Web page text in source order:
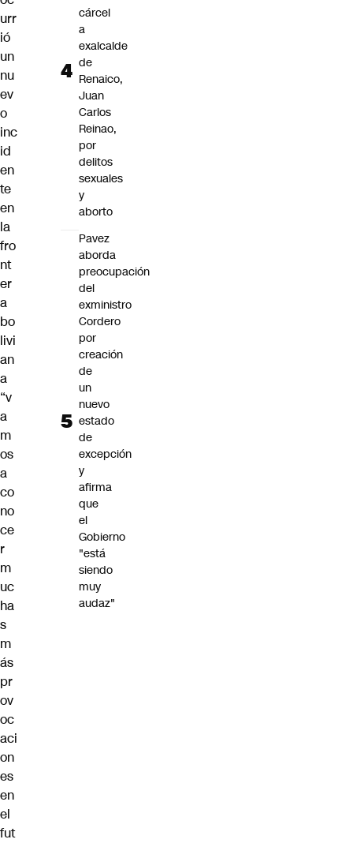
urr
ió
un
nu
ev
o
inc
id
en
te
en
la
fro
nt
er
a
bo
livi
an
a
“v
a
m
os
a
co
no
ce
r
m
uc
ha
s
m
ás
pr
ov
oc
aci
on
es
en
el
fut
cárcel
a
exalcalde
de
Renaico,
Juan
Carlos
Reinao,
por
delitos
sexuales
y
aborto
Pavez
aborda
preocupación
del
exministro
Cordero
por
creación
de
un
nuevo
estado
de
excepción
y
afirma
que
el
Gobierno
"está
siendo
muy
audaz"